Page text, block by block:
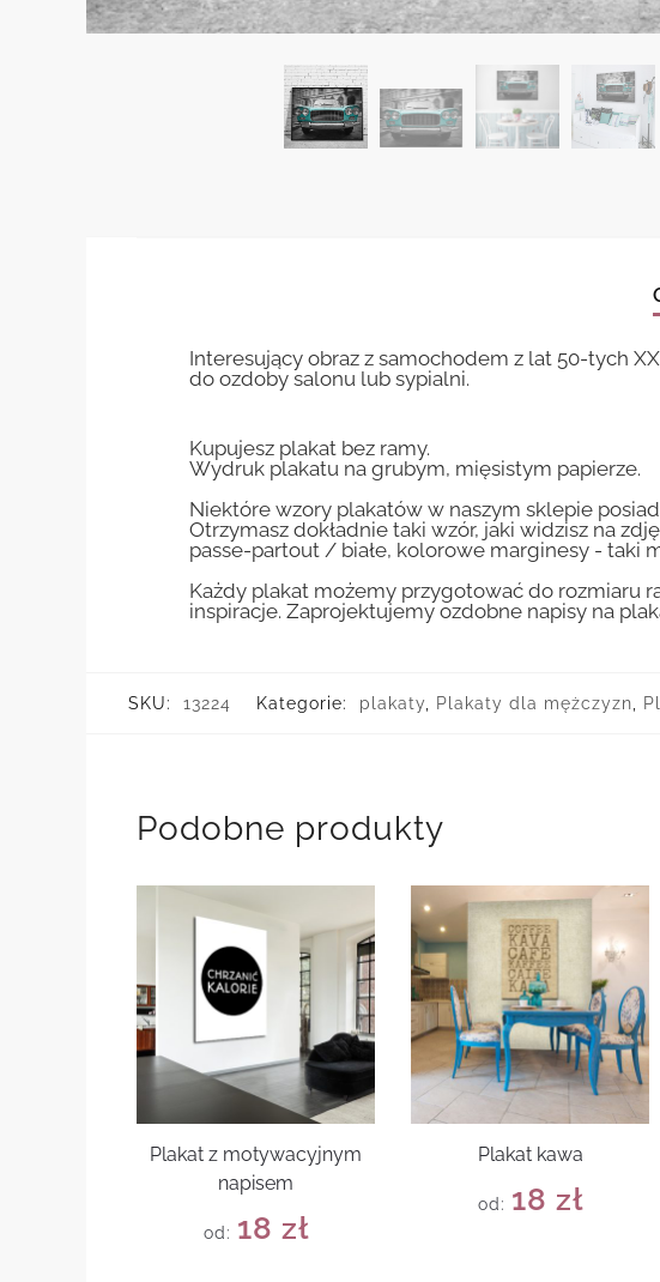
Interesujący obraz z samochodem z lat 50-tych
do ozdoby salonu lub sypialni.
Kupujesz plakat bez ramy.
Wydruk plakatu na grubym, mięsistym papierze.
Niektóre wzory plakatów w naszym sklepie
Otrzymasz dokładnie taki wzór, jaki widzisz na
passe-partout / białe, kolorowe marginesy - taki
Każdy plakat możemy przygotować do rozmiaru
inspiracje. Zaprojektujemy ozdobne napisy na
SKU: 13224 Kategorie: plakaty Plakaty dla mężczyzn
Podobne produkty
Plakat z motywacyjnym
napisem
od: 18 zł
Plakat kawa
od: 18 zł